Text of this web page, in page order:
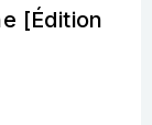
[Édition